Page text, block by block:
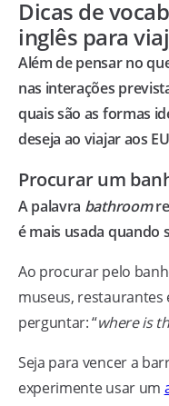
Dicas de
inglês para
Além de pensar no
nas interações
quais são as formas
deseja ao viajar aos
Procurar um
A palavra bathroom
é mais usada quando
Ao procurar pelo
museus,
perguntar: “where is
Seja para vencer a
experimente usar um